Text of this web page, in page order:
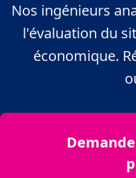
Nos ingénieurs
l'évaluation du
économique.